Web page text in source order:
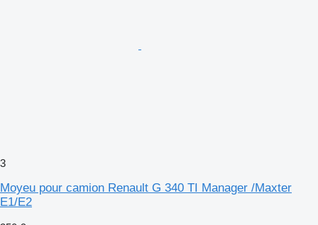
3
Moyeu pour camion Renault G 340 TI Manager /Maxter
E1/E2